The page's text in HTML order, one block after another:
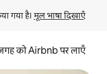
गया है। मूल भाषा दिखाएँ
को Airbnb पर लाएँ